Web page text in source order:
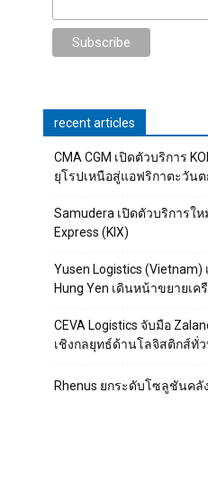
recent articles
CMA CGM เปิดตัวบริการ
ยุโรปเหนือสู่แอฟริกาตะวัน
Samudera เปิดตัวบริการให
Express (KIX)
Yusen Logistics
Hung Yen เดินหน้าขยายเ
CEVA Logistics จับมือ
เชิงกลยุทธ์ด้านโลจิสติกส์ทั่
Rhenus ยกระดับโซลูชันค